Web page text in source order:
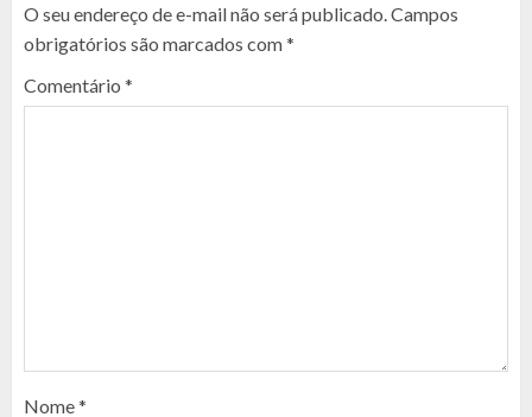
O seu endereço de e-mail não será publicado. Campos
obrigatórios são marcados com*
Comentário *
Nome*